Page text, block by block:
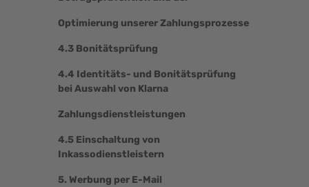
Optimierung unserer Zahlungsprozesse
4.3 Bonitätsprüfung
4.4 Identitäts- und Bonitätsprüfung
bei Auswahl von Klarna
Zahlungsdienstleistungen
4.5 Einschaltung von
Inkassodienstleistern
5. Werbung per E-Mail